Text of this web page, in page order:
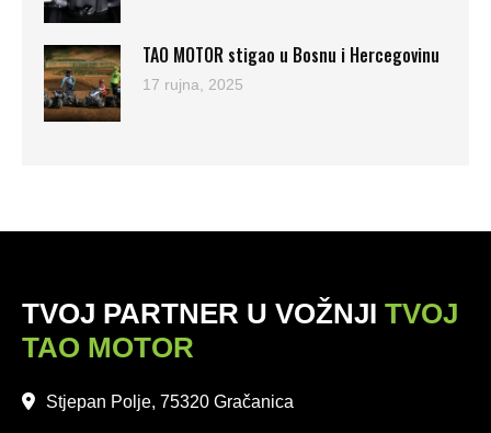
TAO MOTOR stigao u Bosnu i Hercegovinu
17 rujna, 2025
TVOJ PARTNER U VOŽNJI TVOJ
TAO MOTOR
Stjepan Polje, 75320 Gračanica